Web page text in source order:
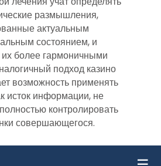
размышления,
актуальным
состоянием, и
более гармоничными
подход казино
возможность применять
исток информации, не
контролировать
совершающегося.